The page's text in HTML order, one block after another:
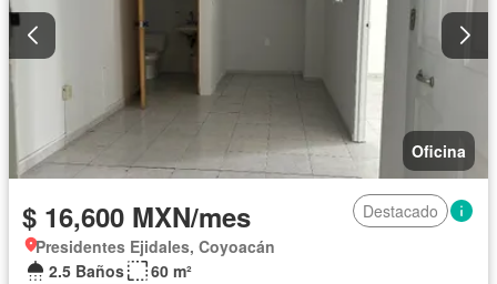
Oficina
$ 16,600 MXN/mes
Destacado
Presidentes Ejidales, Coyoacán
2.5 Baños
60 m²